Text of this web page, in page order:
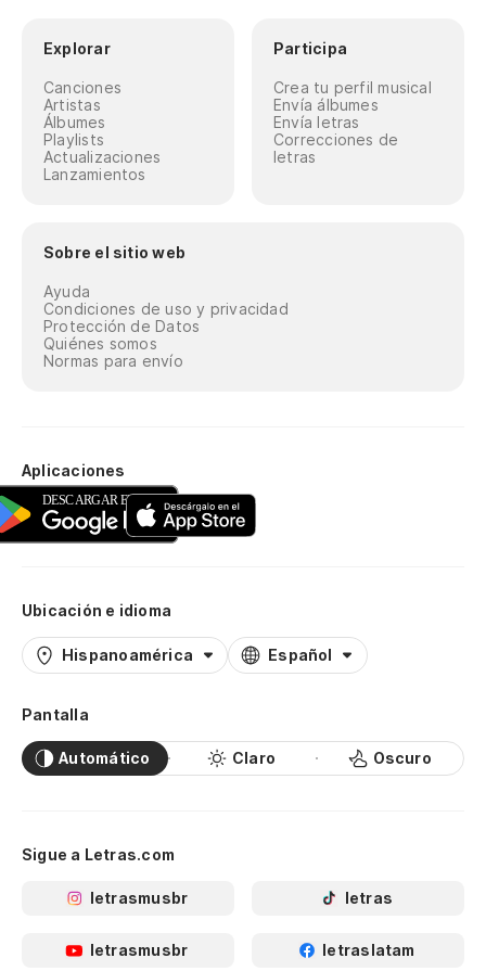
Explorar
Canciones
Artistas
Álbumes
Playlists
Actualizaciones
Lanzamientos
Participa
Crea tu perfil musical
Envía álbumes
Envía letras
Correcciones de
letras
Sobre el sitio web
Ayuda
Condiciones de uso y privacidad
Protección de Datos
Quiénes somos
Normas para envío
Aplicaciones
Ubicación e idioma
Hispanoamérica Español
Pantalla
Automático Claro Oscuro
Sigue a Letras.com
letrasmusbr letras
letrasmusbr letraslatam